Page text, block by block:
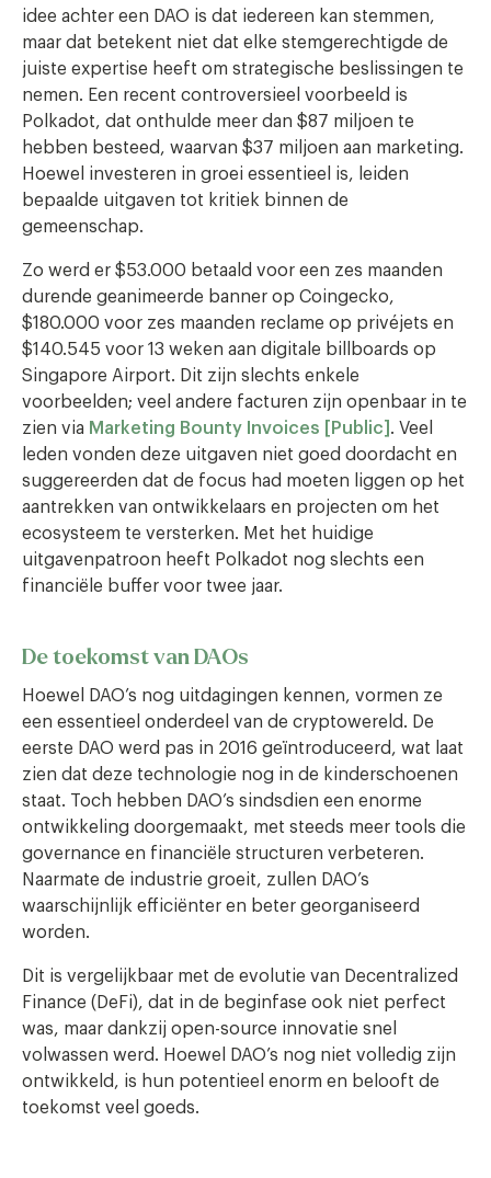
idee achter een DAO is dat iedereen kan stemmen,
maar dat betekent niet dat elke stemgerechtigde de
juiste expertise heeft om strategische beslissingen te
nemen. Een recent controversieel voorbeeld is
Polkadot, dat onthulde meer dan $87 miljoen te
hebben besteed, waarvan $37 miljoen aan marketing.
Hoewel investeren in groei essentieel is, leiden
bepaalde uitgaven tot kritiek binnen de
gemeenschap.
Zo werd er $53.000 betaald voor een zes maanden
durende geanimeerde banner op Coingecko,
$180.000 voor zes maanden reclame op privéjets en
$140.545 voor 13 weken aan digitale billboards op
Singapore Airport. Dit zijn slechts enkele
voorbeelden; veel andere facturen zijn openbaar in te
zien via Marketing Bounty Invoices [Public] . Veel
leden vonden deze uitgaven niet goed doordacht en
suggereerden dat de focus had moeten liggen op het
aantrekken van ontwikkelaars en projecten om het
ecosysteem te versterken. Met het huidige
uitgavenpatroon heeft Polkadot nog slechts een
financiële buffer voor twee jaar.
De toekomst van DAOs
Hoewel DAO’s nog uitdagingen kennen, vormen ze
een essentieel onderdeel van de cryptowereld. De
eerste DAO werd pas in 2016 geïntroduceerd, wat laat
zien dat deze technologie nog in de kinderschoenen
staat. Toch hebben DAO’s sindsdien een enorme
ontwikkeling doorgemaakt, met steeds meer tools die
governance en financiële structuren verbeteren.
Naarmate de industrie groeit, zullen DAO’s
waarschijnlijk efficiënter en beter georganiseerd
worden.
Dit is vergelijkbaar met de evolutie van Decentralized
Finance (DeFi), dat in de beginfase ook niet perfect
was, maar dankzij open-source innovatie snel
volwassen werd. Hoewel DAO’s nog niet volledig zijn
ontwikkeld, is hun potentieel enorm en belooft de
toekomst veel goeds.